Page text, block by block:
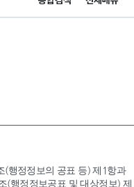
(행정정보의 공표 등) 제1항과
(행정정보공표 및 대상정보) 제